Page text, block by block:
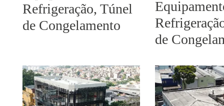
Refrigeração, Túnel
de Congelamento
de